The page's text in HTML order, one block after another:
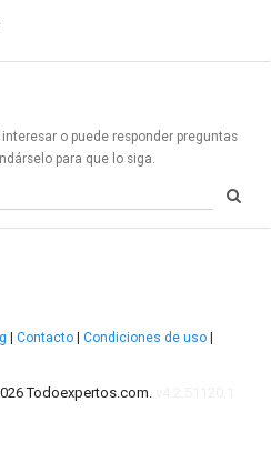
o puede responder preguntas
para que lo siga.
Contacto Condiciones de uso
Todoexpertos.com.